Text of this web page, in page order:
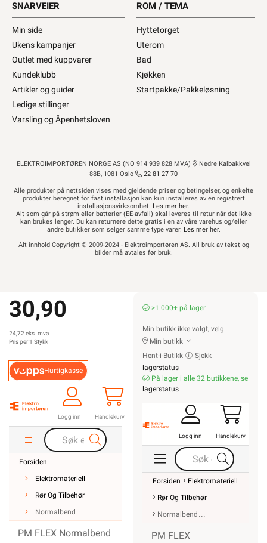
SNARVEIER
Min side
Ukens kampanjer
Outlet med kuppvarer
Kundeklubb
Artikler og guider
Ledige stillinger
Varsling og Åpenhetsloven
ROM / TEMA
Hyttetorget
Uterom
Bad
Kjøkken
Startpakke/Pakkeløsning
ELEKTROIMPORTØREN NORGE AS (NO 914 939 828 MVA)
Nedre Kalbakkvei
88B, 1081 Oslo
22 81 27 70
Alle produkter på nettsiden vises med gjeldende priser og betingelser, og enkelte
produkter beregnet for fast installasjon kan kun installeres av en registrert
installasjonsvirksomhet. Les mer her.
Alt som går på strøm eller batterier (EE-avfall) skal leveres til retur når det ikke
kan brukes lenger. Du kan returnere dette gratis i en av våre varehus og/eller
andre butikker som selger samme type varer. Les mer her.
Alt innhold Copyright © 2009-2024 - Elektroimportøren AS. All bruk av tekst og
bilder må avtales før bruk.
30,90
24,72 eks. mva.
Pris per 1 Stykk
Hurtigkasse
Logg inn Handlekurv
Forsiden
Elektromateriell
Rør Og Tilbehør
Normalbend
PM FLEX Normalbend
>1 000+ på lager
Min butikk ikke valgt, velg
Min butikk
Hent-i-Butikk
Sjekk
lagerstatus
På lager i alle 32 butikkene, se
lagerstatus
Logg inn Handlekurv
Forsiden
Elektromateriell
Rør Og Tilbehør
Normalbend
PM FLEX